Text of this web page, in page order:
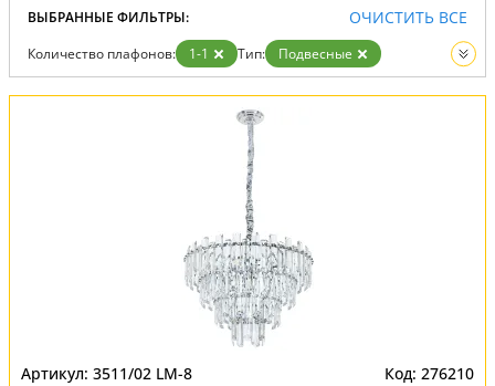
ВЫБРАННЫЕ ФИЛЬТРЫ: ОЧИСТИТЬ ВСЕ
Количество плафонов: 1-1 Тип:
Подвесные
Вид:
Люстры
3511/02 LM-8 276210